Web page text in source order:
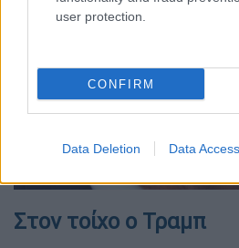
user protection.
CONFIRM
Data Deletion Data Access
Στον τοίχο ο Τραμπ